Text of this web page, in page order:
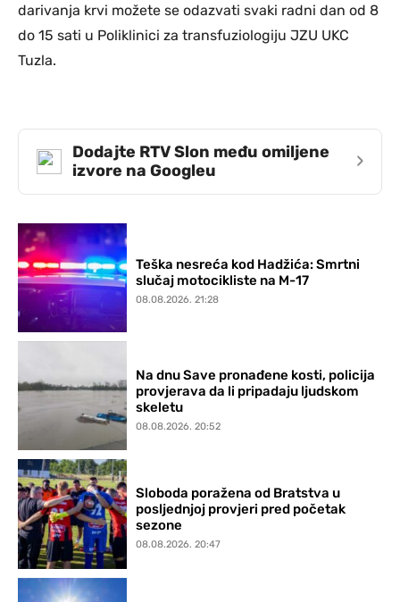
darivanja krvi možete se odazvati svaki radni dan od 8
do 15 sati u Poliklinici za transfuziologiju JZU UKC
Tuzla.
Dodajte RTV Slon među omiljene
izvore na Googleu
›
Teška nesreća kod Hadžića: Smrtni
slučaj motocikliste na M-17
08.08.2026. 21:28
Na dnu Save pronađene kosti, policija
provjerava da li pripadaju ljudskom
skeletu
08.08.2026. 20:52
Sloboda poražena od Bratstva u
posljednjoj provjeri pred početak
sezone
08.08.2026. 20:47